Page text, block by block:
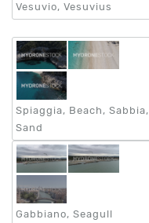
Frequenza
Fotogrammi
25
Categorie
Città
Vesuvio, Vesuvius
Spiaggia, Beach, Sabbia,
Sand
Gabbiano, Seagull